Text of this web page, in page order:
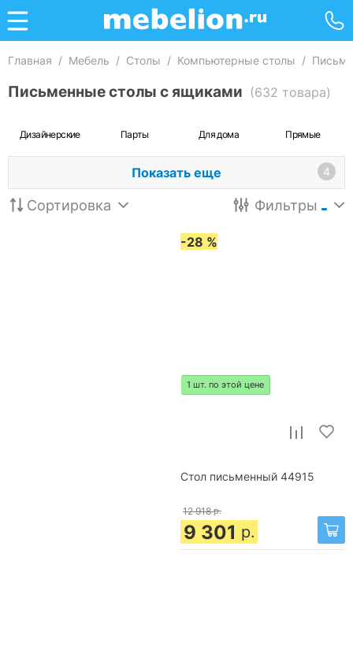
Главная / Мебель / Столы / Компьютерные столы /
Письменные столы с ящиками (632 товара)
Дизайнерские Парты Для дома Прямые
Показать еще 4
Сортировка Фильтры
-28 %
1 шт. по этой цене
Стол письменный 44915
12 918 р.
9 301 р.